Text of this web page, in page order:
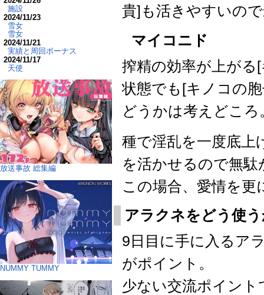
貴]も活きやすいの
マイコニド
搾精の効率が上がる
状態でも[キノコの
どうかは考えどころ
種で淫乱を一度底上
を活かせるので無駄
この場合、愛情を
アラクネをどう使
9日目に手に入るア
がポイント。
少ない交流ポイン
施設
2024/11/23
雪女
雪女
2024/11/21
実績と周回ボーナス
2024/11/17
天使
放送事故 総集編
NUMMY TUMMY